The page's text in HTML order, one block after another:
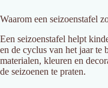
Waarom een seizoenstafel
Een seizoenstafel helpt
en de cyclus van het jaarte
materialen, kleuren en
de seizoenen te praten.